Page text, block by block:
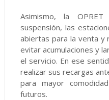
Asimismo, la
suspensión, las
abiertas para la venta
evitar acumulaciones y
el servicio. En ese
realizar sus recargas
para mayor
futuros.